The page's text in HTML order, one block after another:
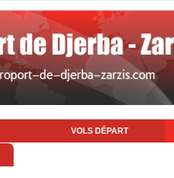
VOLS DÉPART